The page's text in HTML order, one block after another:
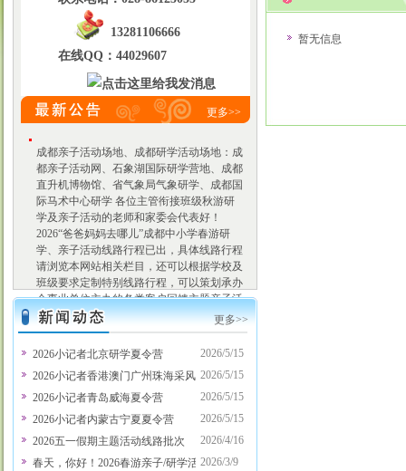
13281106666
在线QQ：44029607
更多>>
成都亲子活动场地、成都研学活动场地：成
都亲子活动网、石象湖国际研学营地、成都
直升机博物馆、省气象局气象研学、成都国
际马术中心研学 各位主管衔接班级秋游研
学及亲子活动的老师和家委会代表好！
2026“爸爸妈妈去哪儿”成都中小学春游研
学、亲子活动线路行程已出，具体线路行程
请浏览本网站相关栏目，还可以根据学校及
班级要求定制特别线路行程，可以策划承办
企事业单位主办的各类客户回馈主题亲子活
动、会员贵宾主题亲子活动等，有意向请联
系项老师，电话：028-
86125055,13281106666。 3月、4月份热门亲
研学、田园劳动体验、省气象局气象研学、
成都国际马术中心研学、川菜博物馆川菜探
秘、定向寻蛋定时抓鸡烧烤、航空科普研
彩海巢欢乐世界、欢乐田园、天府文化研学
之旅、小侦探柯南古镇历险记、亲子拓展、
更多>>
2026小记者北京研学夏令营
2026/5/15
2026小记者香港澳门广州珠海采风行2026/5/15
2026小记者青岛威海夏令营
2026/5/15
2026小记者内蒙古宁夏夏令营
2026/5/15
2026五一假期主题活动线路批次
2026/4/16
春天，你好！2026春游亲子/研学活动八大主题定制方案新鲜出
2026/3/9
暂无信息